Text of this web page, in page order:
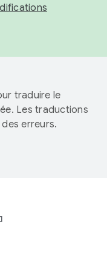
traduire le
Les traductions
erreurs.